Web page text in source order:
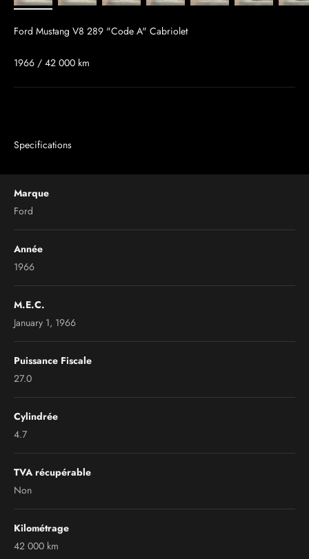
Ford Mustang V8 289 "Code A" Cabriolet
1966 / 42 000 km
Specifications
Marque
Ford
Année
1966
M.E.C.
January 1, 1966
Puissance Fiscale
27.0
Cylindrée
4.7
TVA récupérable
Non
Kilométrage
42 000 km